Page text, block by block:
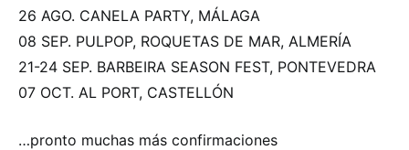
26 AGO. CANELA PARTY, MÁLAGA
08 SEP. PULPOP, ROQUETAS DE MAR, ALMERÍA
21-24 SEP. BARBEIRA SEASON FEST, PONTEVEDRA
07 OCT. AL PORT, CASTELLÓN
…pronto muchas más confirmaciones